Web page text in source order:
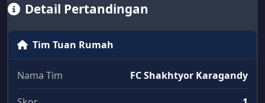
Detail Pertandingan
Tim Tuan Rumah
Nama Tim FC Shakhtyor Karagandy